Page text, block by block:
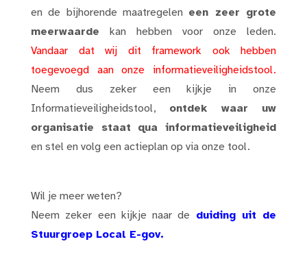
en de bijhorende maatregelen een zeer grote
meerwaarde kan hebben voor onze leden.
Vandaar dat wij dit framework ook hebben
toegevoegd aan onze informatieveiligheidstool.
Neem dus zeker een kijkje in onze
Informatieveiligheidstool, ontdek waar uw
organisatie staat qua informatieveiligheid
en stel en volg een actieplan op via onze tool.
Wil je meer weten?
Neem zeker een kijkje naar de duiding uit de
Stuurgroep Local E-gov.